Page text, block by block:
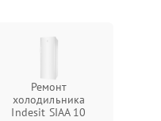
Ремонт
холодильника
Indesit SIAA 10